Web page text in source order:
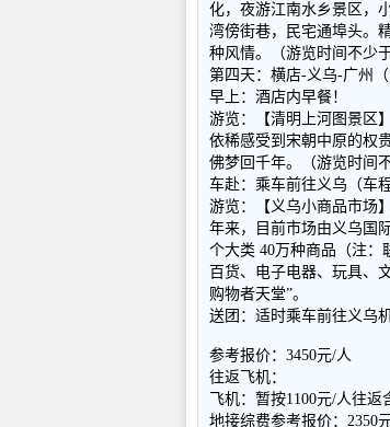
化，夜游江南水乡景区，
湾傍街巷，民宅通埠头。
种风情。（游览时间不少于
第四天：横店-义乌-
早上：酒店内早餐！
游览：【清明上河图景区
依稀感受到宋朝中原的权
佛梦回千年。（游览时间
车赴：乘车前往义乌（车
游览：【义乌小商品市场
年来，目前市场由义乌国
个大类 40万种商品（注：
百货、电子电器、玩具、
购物者天堂”。
送团：适时乘车前往义乌
参考报价：3450元/人
往返飞机：
飞机：暂按1100元/人往
地接综费参考报价：2350